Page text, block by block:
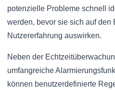
potenzielle Probleme schnell
werden, bevor sie sich auf den
Nutzererfahrung auswirken.
Neben der
umfangreiche
können benutzerdefinierte